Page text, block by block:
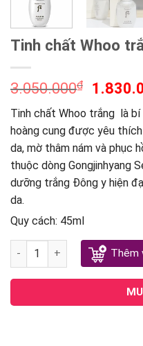
Tinh chất Whoo
3.050.000₫
Tinh chất Whoo trắng là
hoàng cung được yêu
da, mờ thâm nám và phục
thuộc dòng Gongjinhyang
dưỡng trắng Đông y hiện
da.
Quy cách: 45ml
Tinh chất Whoo trắngThêm